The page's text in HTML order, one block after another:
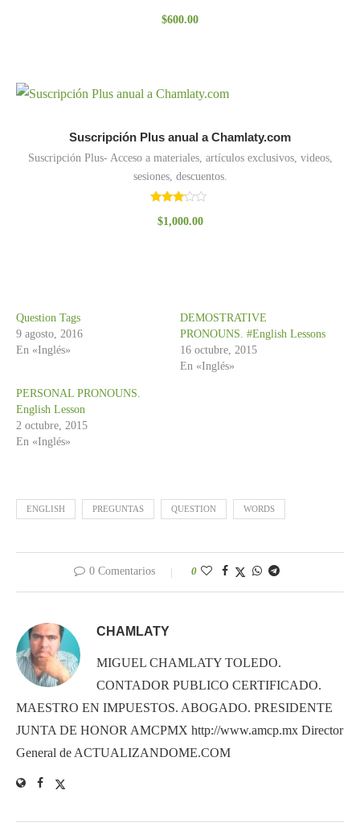
$600.00
Suscripción Plus anual a Chamlaty.com
Suscripción Plus- Acceso a materiales, artículos exclusivos, videos,
sesiones, descuentos.
con
$1,000.00
Question Tags
9 agosto, 2016
En «Inglés»
DEMOSTRATIVE
PRONOUNS. #English Lessons
16 octubre, 2015
En «Inglés»
PERSONAL PRONOUNS.
English Lesson
2 octubre, 2015
En «Inglés»
ENGLISH PREGUNTAS QUESTION WORDS
0 Comentarios 0
CHAMLATY
MIGUEL CHAMLATY TOLEDO.
CONTADOR PUBLICO CERTIFICADO.
MAESTRO EN IMPUESTOS. ABOGADO. PRESIDENTE
JUNTA DE HONOR AMCPMX http://www.amcp.mx Director
General de ACTUALIZANDOME.COM